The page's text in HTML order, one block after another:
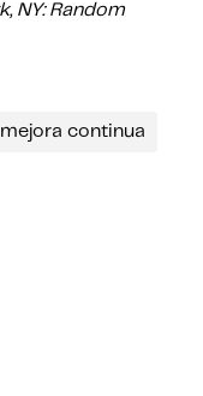
NY: Random
mejora continua